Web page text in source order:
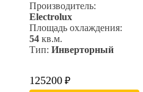
Производитель:
Electrolux
Площадь охлаждения:
54 кв.м.
Тип: Инверторный
125200 ₽